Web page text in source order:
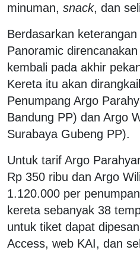
minuman, snack, dan
Berdasarkan
Panoramic
kembali pada akhir
Kereta itu akan
Penumpang Argo
Bandung PP) dan Argo
Surabaya Gubeng PP).
Untuk tarif Argo
Rp 350 ribu dan Argo
1.120.000 per
kereta sebanyak 38
untuk tiket dapat
Access, web KAI, dan